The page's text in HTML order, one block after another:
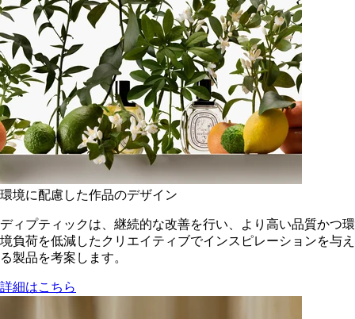
環境に配慮した作品のデザイン
ディプティックは、継続的な改善を行い、より高い品質かつ環
境負荷を低減した​クリエイティブでインスピレーションを与え
る製品を考案します。
詳細はこちら